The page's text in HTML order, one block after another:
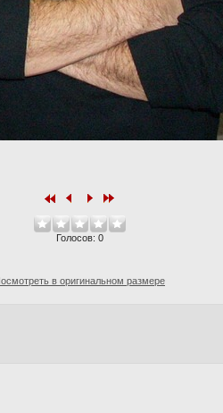
Голосов: 0
в оригинальном размере